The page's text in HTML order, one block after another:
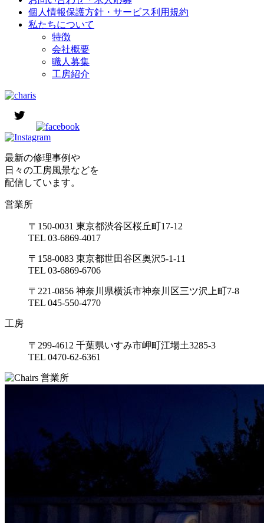
個人情報保護方針・サービス利用規約
私たちについて
特徴
会社概要
職人募集
工房紹介
最新の修理事例や
日々の工房風景などを
配信しています。
営業所
〒150-0031 東京都渋谷区桜丘町17-12
TEL 03-6869-4017
〒158-0083 東京都世田谷区奥沢5-1-11
TEL 03-6869-6706
〒221-0856 神奈川県横浜市神奈川区三ツ沢上町7-8
TEL 045-550-4770
工房
〒299-4612 千葉県いすみ市岬町江場土3285-3
TEL 0470-62-6361